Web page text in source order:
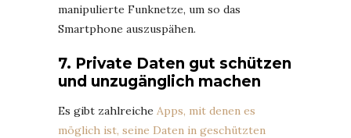
manipulierte Funknetze, um so das
Smartphone auszuspähen.
7. Private Daten gut schützen
und unzugänglich machen
Es gibt zahlreiche Apps, mit denen es
möglich ist, seine Daten in geschützten